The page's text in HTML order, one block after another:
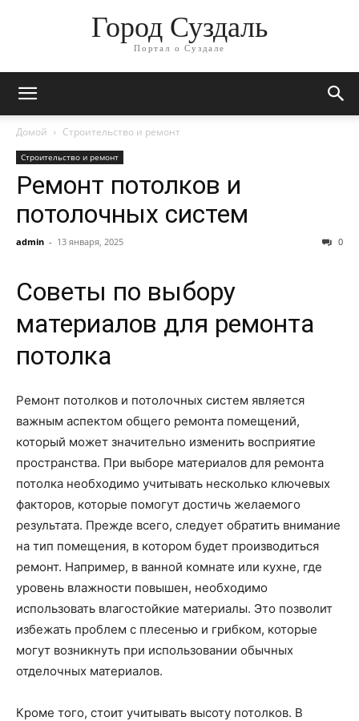
Город Суздаль
Портал о Суздале
Домой Строительство и ремонт
Строительство и ремонт
Ремонт потолков и
потолочных систем
admin - 13 января, 2025 0
Советы по выбору
материалов для ремонта
потолка
Ремонт потолков и потолочных систем является
важным аспектом общего ремонта помещений,
который может значительно изменить восприятие
пространства. При выборе материалов для ремонта
потолка необходимо учитывать несколько ключевых
факторов, которые помогут достичь желаемого
результата. Прежде всего, следует обратить внимание
на тип помещения, в котором будет производиться
ремонт. Например, в ванной комнате или кухне, где
уровень влажности повышен, необходимо
использовать влагостойкие материалы. Это позволит
избежать проблем с плесенью и грибком, которые
могут возникнуть при использовании обычных
отделочных материалов.
Кроме того, стоит учитывать высоту потолков. В